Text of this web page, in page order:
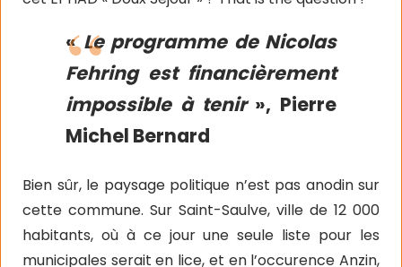
«Le programme de Nicolas
Fehring est financièrement
impossible à tenir», Pierre
Michel Bernard
Bien sûr, le paysage politique n’est pas anodin sur
cette commune. Sur Saint-Saulve, ville de 12 000
habitants, où à ce jour une seule liste pour les
municipales serait en lice, et en l’occurence Anzin,